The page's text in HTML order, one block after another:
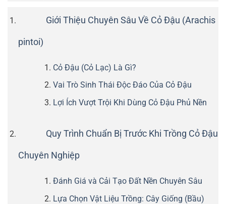
Giới Thiệu Chuyên Sâu Về Cỏ Đậu (Arachis
pintoi)
Cỏ Đậu (Cỏ Lạc) Là Gì?
Vai Trò Sinh Thái Độc Đáo Của Cỏ Đậu
Lợi Ích Vượt Trội Khi Dùng Cỏ Đậu Phủ Nền
Quy Trình Chuẩn Bị Trước Khi Trồng Cỏ Đậu
Chuyên Nghiệp
Đánh Giá và Cải Tạo Đất Nền Chuyên Sâu
Lựa Chọn Vật Liệu Trồng: Cây Giống (Bầu)